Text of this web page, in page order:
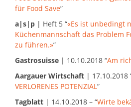
für Food Save”
a|s|p | Heft 5 “«Es ist unbedingt
Küchenmannschaft das Problem
zu führen.»”
Gastrosuisse | 10.10.2018 “Am
Aargauer Wirtschaft | 17.10.2018
VERLORENES POTENZIAL”
Tagblatt | 14.10.2018 – “Wirte